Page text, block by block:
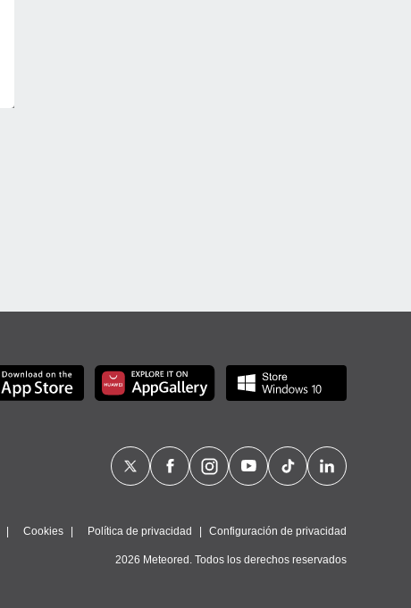
Cookies Política de privacidad Configuración de privacidad
2026 Meteored. Todos los derechos reservados